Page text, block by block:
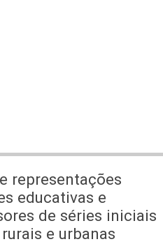
representações
educativas e
de séries iniciais
e urbanas